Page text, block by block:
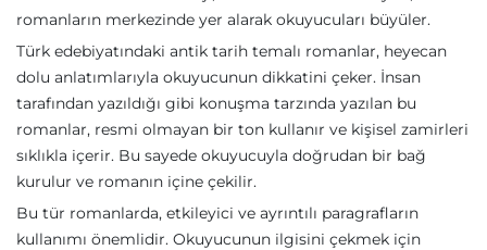
romanların merkezinde yer alarak okuyucuları büyüler.
Türk edebiyatındaki antik tarih temalı romanlar, heyecan
dolu anlatımlarıyla okuyucunun dikkatini çeker. İnsan
tarafından yazıldığı gibi konuşma tarzında yazılan bu
romanlar, resmi olmayan bir ton kullanır ve kişisel zamirleri
sıklıkla içerir. Bu sayede okuyucuyla doğrudan bir bağ
kurulur ve romanın içine çekilir.
Bu tür romanlarda, etkileyici ve ayrıntılı paragrafların
kullanımı önemlidir. Okuyucunun ilgisini çekmek için